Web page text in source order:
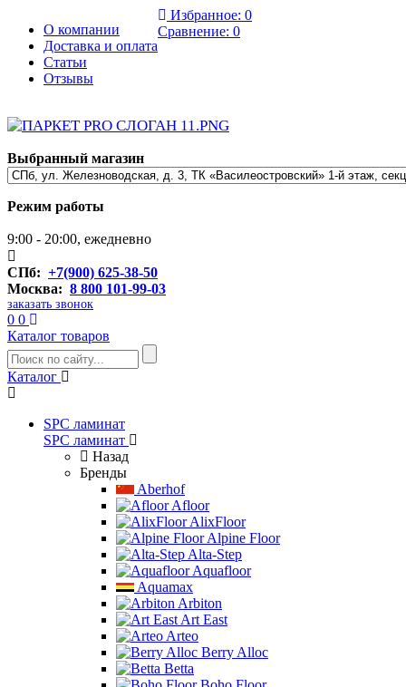
О компании
Доставка и оплата
Статьи
Отзывы
Избранное: 0
Сравнение: 0
Выбранный магазин
Режим работы
9:00 - 20:00, ежедневно
СПб: +7(900) 625-38-50
Москва: 8 800 101-99-03
заказать звонок
0 0
Каталог товаров
Каталог
SPC ламинат
SPC ламинат
Назад
Бренды
Aberhof
Afloor
AlixFloor
Alpine Floor
Alta-Step
Aquafloor
Aquamax
Arbiton
Art East
Arteo
Berry Alloc
Betta